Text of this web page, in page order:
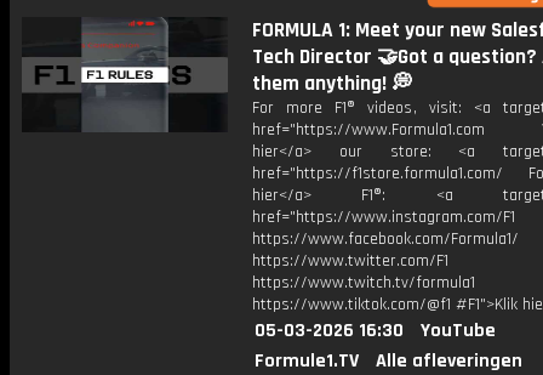
FORMULA 1: Meet your new
Tech Director 🤝Got a question?
them anything! 💭
For more F1® videos, visit: <a
href="https://www.Formula1.com
hier</a> our store: <a
href="https://f1store.formula1.com/
hier</a> F1®: <a
href="https://www.instagram.com/F1
https://www.facebook.com/Formula1/
https://www.twitter.com/F1
https://www.twitch.tv/formula1
https://www.tiktok.com/@f1 #F1">Klik
05-03-2026 16:30
YouTube
Formule1.TV
Alle afleveringen